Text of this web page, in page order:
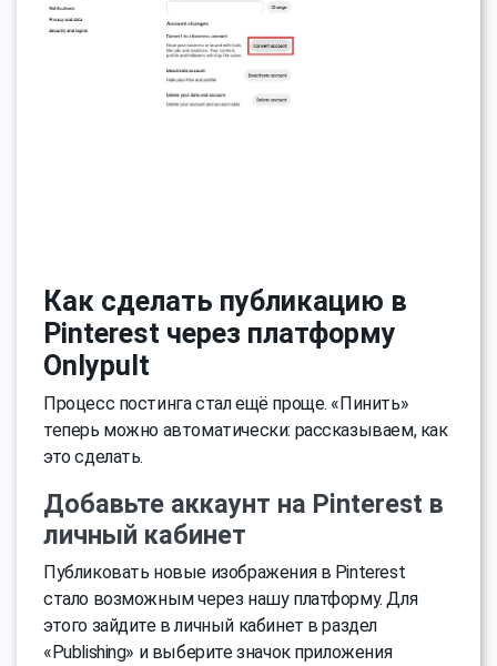
Как сделать публикацию в
Pinterest через платформу
Onlypult
Процесс постинга стал ещё проще. «Пинить»
теперь можно автоматически: рассказываем, как
это сделать.
Добавьте аккаунт на Pinterest в
личный кабинет
Публиковать новые изображения в Pinterest
стало возможным через нашу платформу. Для
этого зайдите в личный кабинет в раздел
«Publishing» и выберите значок приложения